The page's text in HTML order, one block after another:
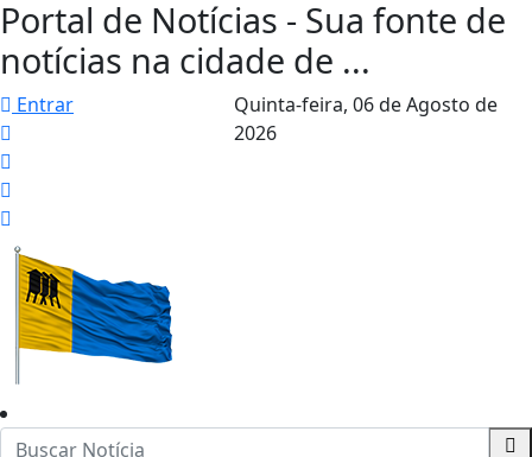
Portal de Notícias - Sua fonte de
notícias na cidade de ...
Entrar Quinta-feira, 06 de Agosto de
2026